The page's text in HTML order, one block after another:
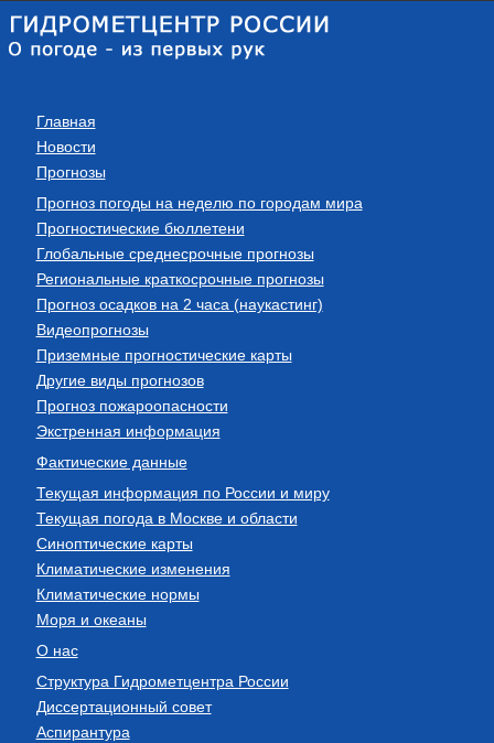
Главная
Новости
Прогнозы
Прогноз погоды на неделю по городам мира
Прогностические бюллетени
Глобальные среднесрочные прогнозы
Региональные краткосрочные прогнозы
Прогноз осадков на 2 часа (наукастинг)
Видеопрогнозы
Приземные прогностические карты
Другие виды прогнозов
Прогноз пожароопасности
Экстренная информация
Фактические данные
Текущая информация по России и миру
Текущая погода в Москве и области
Синоптические карты
Климатические изменения
Климатические нормы
Моря и океаны
О нас
Структура Гидрометцентра России
Диссертационный совет
Аспирантура